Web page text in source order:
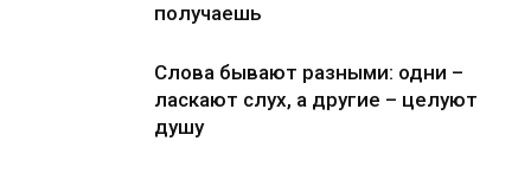
получаешь
Слова бывают разными: одни –
ласкают слух, а другие – целуют
душу